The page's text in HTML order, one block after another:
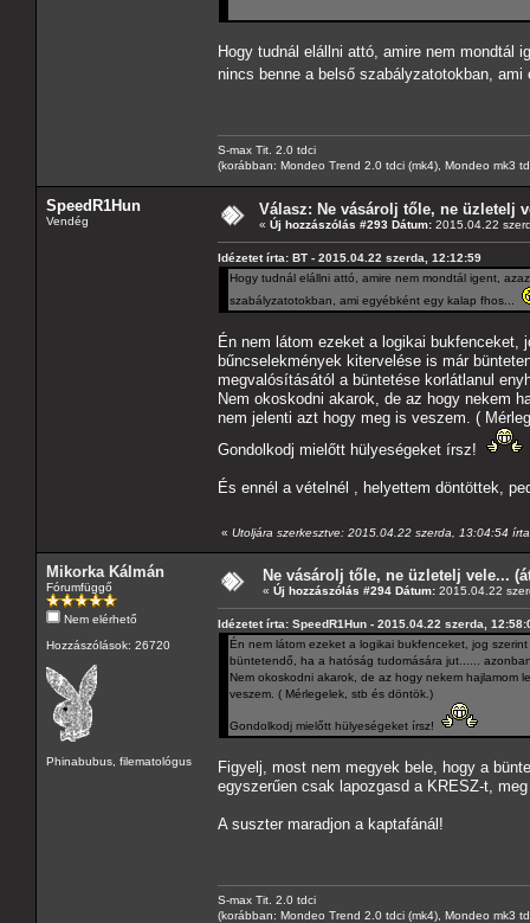
Hogy tudnál elállni attó, amire nem mondtál
nincs benne a belső szabályzatotokban,
S-max Tit. 2.0 tdci
(korábban: Mondeo Trend 2.0 tdci (mk4), Mondeo mk3
SpeedR1Hun
Vendég
Válasz: Ne vásárolj tőle, ne üzletelj
« Új hozzászólás #293 Dátum: 2015.04.22
Idézetet írta: BT - 2015.04.22 szerda, 12:12:59
Hogy tudnál elállni attó, amire nem mondtál igent,
szabályzatotokban, ami egyébként egy kalap fhos...
Én nem látom ezeket a logikai bukfenceket,
bűncselekmények kitervelése is már
megvalósításától a büntetése korlátlanul
Nem okoskodni akarok, de az hogy nekem
nem jelenti azt hogy meg is veszem. (
Gondolkodj mielőtt hülyeségeket írsz!
És ennél a vételnél , helyettem döntöttek,
« Utoljára szerkesztve: 2015.04.22 szerda, 13:04:54
Mikorka Kálmán
Fórumfüggő
Nem elérhető
Hozzászólások: 26720
Phinabubus, filematológus
Ne vásárolj tőle, ne üzletelj vele...
« Új hozzászólás #294 Dátum: 2015.04.22
Idézetet írta: SpeedR1Hun - 2015.04.22 szerda,
Én nem látom ezeket a logikai bukfenceket, jog
büntetendő, ha a hatóság tudomására jut......
Nem okoskodni akarok, de az hogy nekem hajlamom
veszem. ( Mérlegelek, stb és döntök.)
Gondolkodj mielőtt hülyeségeket írsz!
Figyelj, most nem megyek bele, hogy a
egyszerűen csak lapozgasd a KRESZ-t,
A suszter maradjon a kaptafánál!
S-max Tit. 2.0 tdci
(korábban: Mondeo Trend 2.0 tdci (mk4), Mondeo mk3